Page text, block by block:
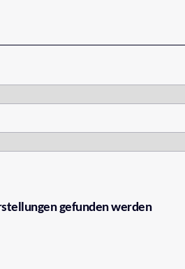
gefunden werden